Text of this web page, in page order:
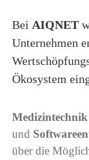
Bei AIQNET
Unternehmen
Ökosystem
und
über die